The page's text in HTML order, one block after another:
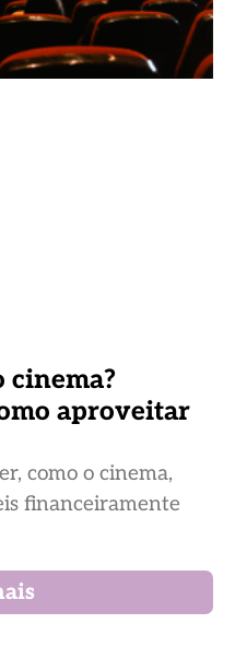
cinema?
aproveitar
como o cinema,
financeiramente